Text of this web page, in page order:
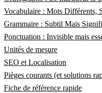
Vocabulaire : Mots Différents,
Grammaire : Subtil Mais
Ponctuation : Invisible mais
Unités de mesure
SEO et Localisation
Pièges courants (et solutions
Fiche de référence rapide